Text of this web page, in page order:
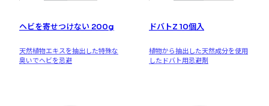
ヘビを寄せつけない 200g
天然植物エキスを抽出した特殊な
臭いでヘビを忌避
ドバトZ 10個入
植物から抽出した天然成分を使用
したドバト用忌避剤